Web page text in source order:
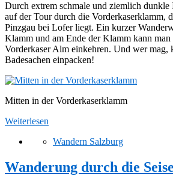
Durch extrem schmale und ziemlich
auf der Tour durch die Vorderkaserklamm,
Pinzgau bei Lofer liegt. Ein kurzer
Klamm und am Ende der Klamm kann man
Vorderkaser Alm einkehren. Und wer mag,
Badesachen einpacken!
Mitten in der Vorderkaserklamm
Weiterlesen
Wandern Salzburg
Wanderung durch die